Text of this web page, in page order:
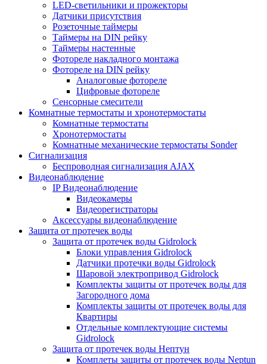
LED-светильники и прожекторы
Датчики присутствия
Розеточные таймеры
Таймеры на DIN рейку
Таймеры настенные
Фотореле накладного монтажа
Фотореле на DIN рейку
Аналоговые фотореле
Цифровые фотореле
Сенсорные смесители
Комнатные термостаты и хронотермостаты
Комнатные термостаты
Хронотермостаты
Комнатные механические термостаты Sonder
Сигнализация
Беспроводная сигнализация AJAX
Видеонаблюдение
IP Видеонаблюдение
Видеокамеры
Видеорегистраторы
Аксессуары видеонаблюдение
Защита от протечек воды
Защита от протечек воды Gidrolock
Блоки управления Gidrolock
Датчики протечки воды Gidrolock
Шаровой электропривод Gidrolock
Комплекты защиты от протечек воды для
Загородного дома
Комплекты защиты от протечек воды для
Квартиры
Отдельные комплектующие системы
Gidrolock
Защита от протечек воды Нептун
Комплеты защиты от протечек воды Neptun